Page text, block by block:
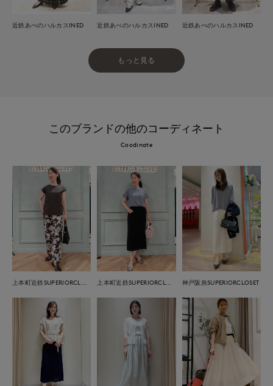
近鉄あべのハルカスINED 近鉄あべのハルカスINED 近鉄あべのハルカスINED
もっと見る
このブランドの他のコーディネート
Coodinate
神戸阪急SUPERIORCLOSET